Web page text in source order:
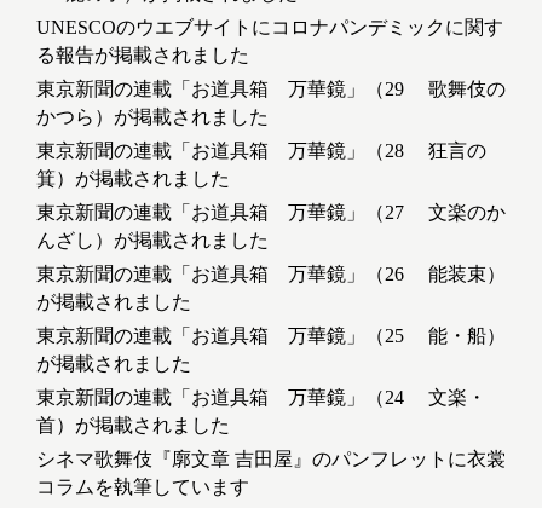
UNESCOのウエブサイトにコロナパンデミックに関す
る報告が掲載されました
東京新聞の連載「お道具箱 万華鏡」（29 歌舞伎の
かつら）が掲載されました
東京新聞の連載「お道具箱 万華鏡」（28 狂言の
箕）が掲載されました
東京新聞の連載「お道具箱 万華鏡」（27 文楽のか
んざし）が掲載されました
東京新聞の連載「お道具箱 万華鏡」（26 能装束）
が掲載されました
東京新聞の連載「お道具箱 万華鏡」（25 能・船）
が掲載されました
東京新聞の連載「お道具箱 万華鏡」（24 文楽・
首）が掲載されました
シネマ歌舞伎『廓文章 吉田屋』のパンフレットに衣裳
コラムを執筆しています